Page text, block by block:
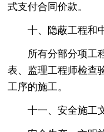
式支付合同价款。
十、隐蔽工程和
所有分部分项工
表、监理工程师检查
工序的施工。
十一、安全施工